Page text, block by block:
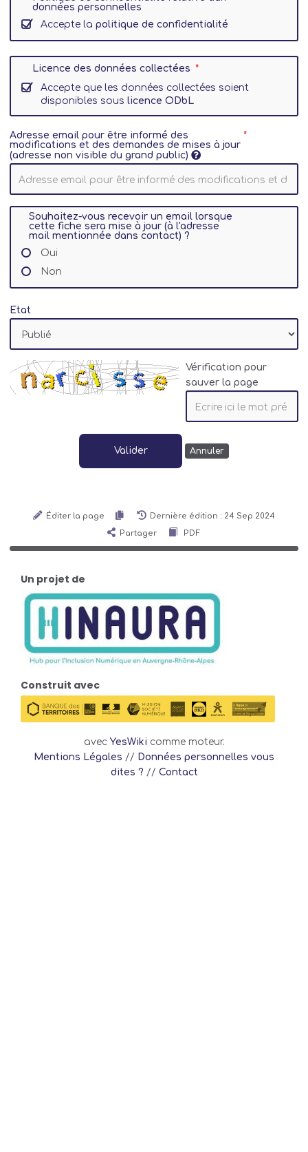
données personnelles
Accepte la politique de confidentialité
Licence des données collectées
Accepte que les données collectées soient
disponibles sous licence ODbL
Adresse email pour être informé des
modifications et des demandes de mises à jour
(adresse non visible du grand public)
Souhaitez-vous recevoir un email lorsque
cette fiche sera mise à jour (à l'adresse
mail mentionnée dans contact) ?
Oui
Non
Etat
Vérification pour
sauver la page
Valider Annuler
Éditer la page
Dernière édition : 24 Sep 2024
Partager
PDF
Un projet de
Construit avec
avec YesWiki comme moteur.
Mentions Légales // Données personnelles vous
dites ? // Contact